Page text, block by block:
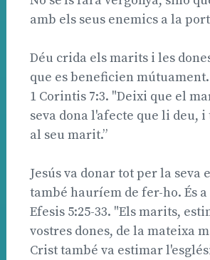
amb els seus enemics a la
Déu crida els marits i les
que es beneficien
1 Corintis 7:3. "Deixi que el
seva dona l'afecte que li deu, i
al seu marit.”
Jesús va donar tot per la seva
també hauríem de fer-ho. És
Efesis 5:25-33. "Els marits,
vostres dones, de la mateixa
Crist també va estimar